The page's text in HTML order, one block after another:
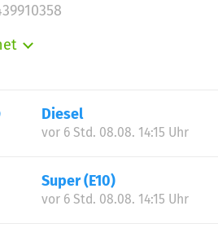
Diesel
vor 6 Std. 08.08. 14:15 Uhr
Super (E10)
vor 6 Std. 08.08. 14:15 Uhr